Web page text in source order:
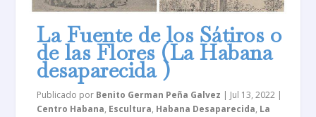
La Fuente de los Sátiros o
de las Flores (La Habana
desaparecida )
Publicado por Benito German Peña Galvez | Jul 13, 2022 |
Centro Habana, Escultura, Habana Desaparecida, La